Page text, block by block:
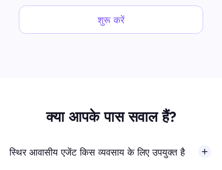
शुरू करें
क्या आपके पास सवाल हैं?
स्थिर आवासीय एजेंट किस व्यवसाय के लिए उपयुक्त है